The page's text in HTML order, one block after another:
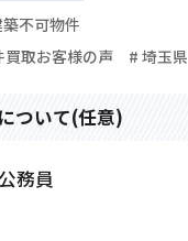
不可物件
取お客様の声
# 埼玉県
ついて(任意)
務員